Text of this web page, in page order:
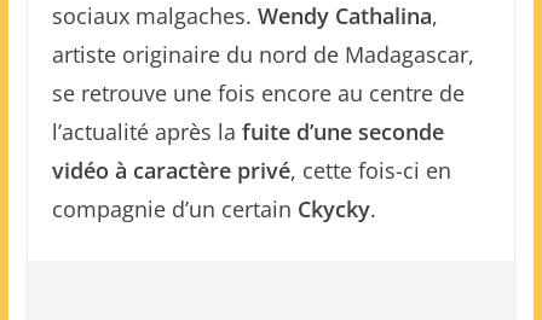
sociaux malgaches. Wendy Cathalina,
artiste originaire du nord de Madagascar,
se retrouve une fois encore au centre de
l’actualité après la fuite d’une seconde
vidéo à caractère privé, cette fois-ci en
compagnie d’un certain Ckycky.